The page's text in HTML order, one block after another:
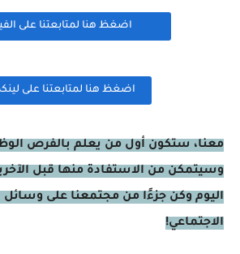
اضغظ هنا لمتابعتنا على
اضغظ هنا لمتابعتنا على
معنا، ستكون أول من يعلم بالفرص
وسيتمكن من الاستفادة منها قبل
اليوم وكن جزءًا من مجتمعنا على وسائل
الاجتماعي!